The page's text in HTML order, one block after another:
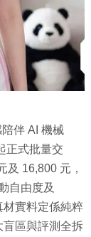
伴 AI 機械
正式批量交
16,800 元，
自由度及
材實料定係純粹
盲區與評測全拆